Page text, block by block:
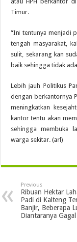
Timur.
“Ini tentunya menjadi
tengah masyarakat,
sulit, sekarang kan
baik sehingga tidak
Lebih jauh Politikus
dengan berkantornya
meningkatkan
kantor tentu akan
sehingga membuka
warga sekitar. (arl)
Previous
Ribuan Hektar
Padi di Kalteng
Banjir, Beberapa
Diantaranya